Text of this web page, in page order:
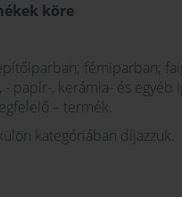
köre
fémiparban;
papír-, kerámia- és egyéb
– termék.
kategóriában díjazzuk.